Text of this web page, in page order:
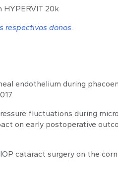
HYPERVIT 20k
respectivos donos.
endothelium during
fluctuations during
on early postoperative
cataract surgery on the